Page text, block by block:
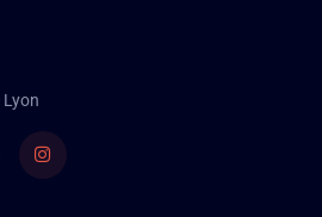
Instagram